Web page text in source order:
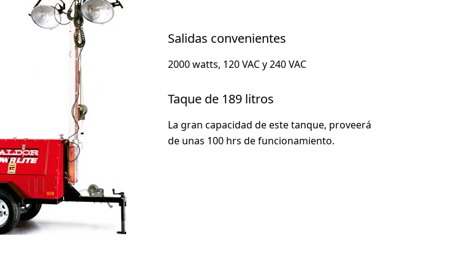
Salidas convenientes
2000 watts, 120 VAC y 240 VAC
Taque de 189 litros
La gran capacidad de este tanque, proveerá
de unas 100 hrs de funcionamiento.